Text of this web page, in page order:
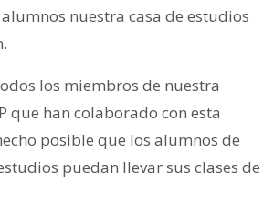
nuestra casa de estudios
los miembros de nuestra
que han colaborado con esta
posible que los alumnos de
puedan llevar sus clases de